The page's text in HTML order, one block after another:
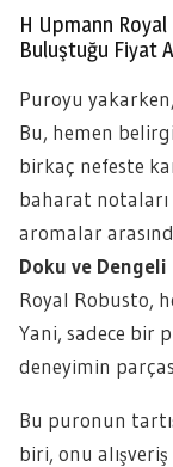
H Upmann
Buluştuğu Fiyat
Puroyu
Bu, hemen
birkaç nefeste
baharat notaları
aromalar
Doku ve Dengeli
Royal Robusto,
Yani, sadece bir
deneyimin
Bu puronun
biri, onu